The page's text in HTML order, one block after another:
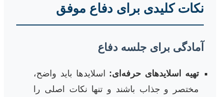
نکات کلیدی برای دفاع موفق
آمادگی برای جلسه دفاع
تهیه اسلاید‌های حرفه‌ای: اسلایدها باید واضح،
مختصر و جذاب باشند و تنها نکات اصلی را